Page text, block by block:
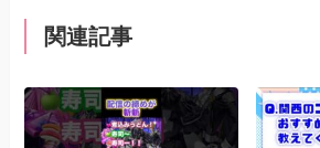
関連記事